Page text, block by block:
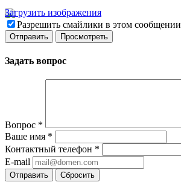
Загрузить изображения
Разрешить смайлики в этом сообщении
Задать вопрос
Вопрос *
Ваше имя *
Контактный телефон *
E-mail
Отправить Сбросить